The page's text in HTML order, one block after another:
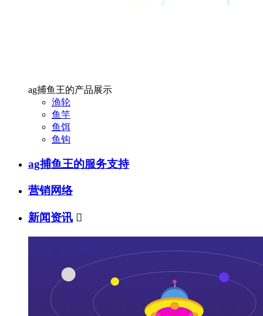
ag捕鱼王的产品展示
渔轮
鱼竿
鱼饵
鱼钩
ag捕鱼王的服务支持
营销网络
新闻资讯 